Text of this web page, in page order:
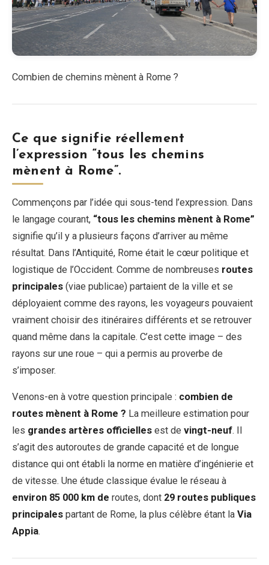
Combien de chemins mènent à Rome ?
Ce que signifie réellement
l’expression “tous les chemins
mènent à Rome”.
Commençons par l’idée qui sous-tend l’expression. Dans
le langage courant, “tous les chemins mènent à Rome”
signifie qu’il y a plusieurs façons d’arriver au même
résultat. Dans l’Antiquité, Rome était le cœur politique et
logistique de l’Occident. Comme de nombreuses routes
principales (viae publicae) partaient de la ville et se
déployaient comme des rayons, les voyageurs pouvaient
vraiment choisir des itinéraires différents et se retrouver
quand même dans la capitale. C’est cette image – des
rayons sur une roue – qui a permis au proverbe de
s’imposer.
Venons-en à votre question principale : combien de
routes mènent à Rome ? La meilleure estimation pour
les grandes artères officielles est de vingt-neuf. Il
s’agit des autoroutes de grande capacité et de longue
distance qui ont établi la norme en matière d’ingénierie et
de vitesse. Une étude classique évalue le réseau à
environ 85 000 km de routes, dont 29 routes publiques
principales partant de Rome, la plus célèbre étant la Via
Appia.